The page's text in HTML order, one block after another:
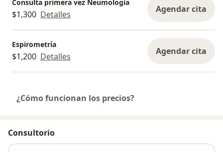
Consulta primera vez Neumología
$1,300 Detalles Agendar cita
Espirometría
$1,200 Detalles Agendar cita
¿Cómo funcionan los precios?
Consultorio